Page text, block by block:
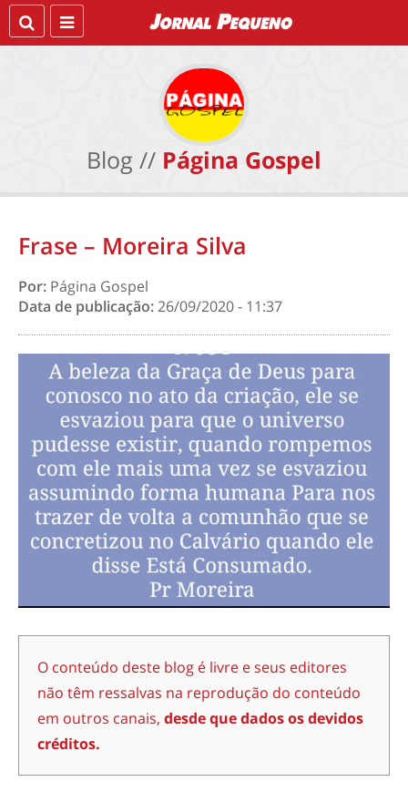
Blog // Página Gospel
Frase – Moreira Silva
Por: Página Gospel
Data de publicação:26/09/2020 - 11:37
O conteúdo deste blog é livre e seus editores
não têm ressalvas na reprodução do conteúdo
em outros canais, desde que dados os devidos
créditos.